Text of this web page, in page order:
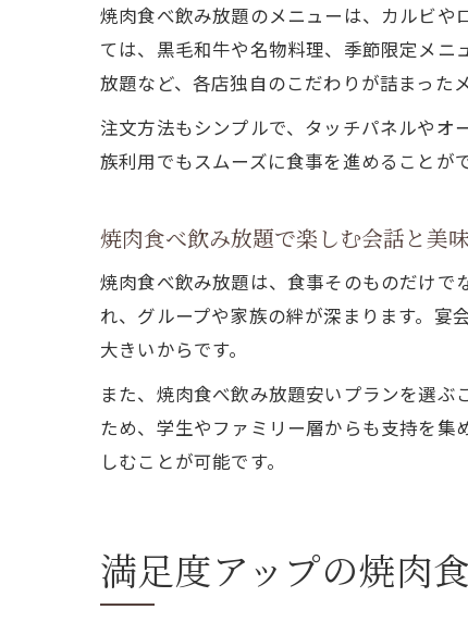
焼肉食べ飲み放題のメニューは、カルビや
ては、黒毛和牛や名物料理、季節限定メニ
放題など、各店独自のこだわりが詰まった
注文方法もシンプルで、タッチパネルやオ
族利用でもスムーズに食事を進めることが
焼肉食べ飲み放題で楽しむ会話と美
焼肉食べ飲み放題は、食事そのものだけで
れ、グループや家族の絆が深まります。宴
大きいからです。
また、焼肉食べ飲み放題安いプランを選
ため、学生やファミリー層からも支持を
しむことが可能です。
満足度アップの焼肉